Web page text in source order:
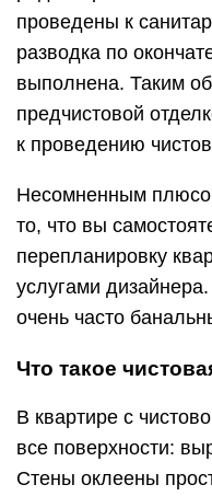
проведены к
разводка по
выполнена. Таким
предчистовой
к проведению
Несомненным
то, что вы
перепланировку
услугами
очень часто
Что такое
В квартире с
все поверхности:
Стены оклеены